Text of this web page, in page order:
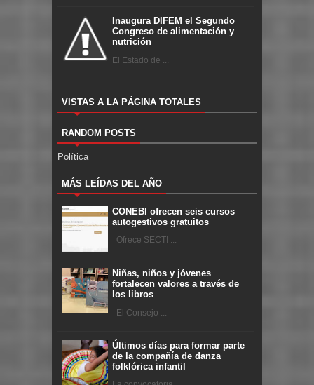
Inaugura DIFEM el Segundo
Congreso de alimentación y
nutrición
El Estado de ...
VISTAS A LA PÁGINA TOTALES
RANDOM POSTS
Política
MÁS LEÍDAS DEL AÑO
CONEBI ofrecen seis cursos
autogestivos gratuitos
Ofrece SECTI ...
Niñas, niños y jóvenes
fortalecen valores a través de
los libros
El Consejo ...
Últimos días para formar parte
de la compañía de danza
folklórica infantil